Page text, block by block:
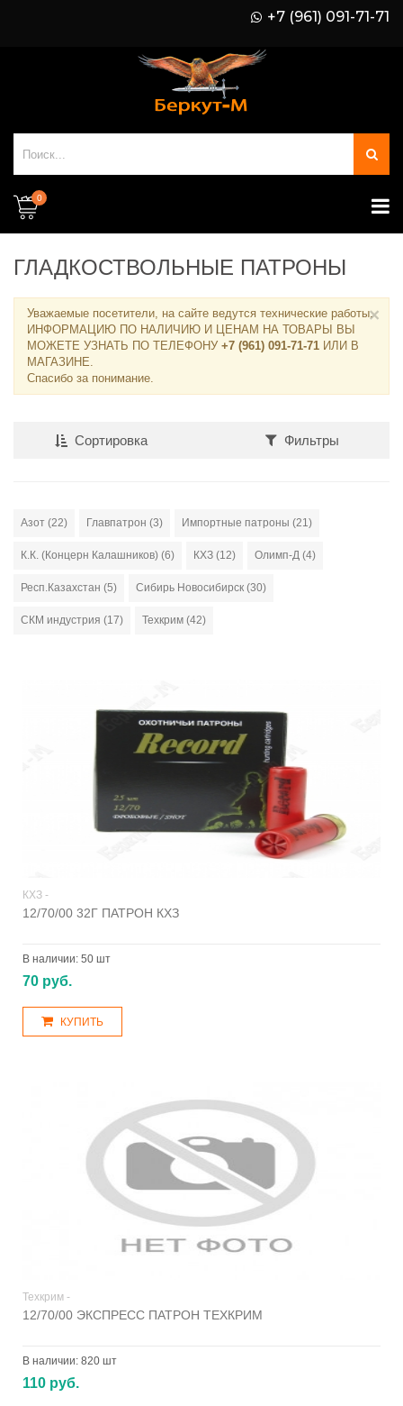
+7 (961) 091-71-71
0
ГЛАДКОСТВОЛЬНЫЕ ПАТРОНЫ
Уважаемые посетители, на сайте ведутся технические работы.
ИНФОРМАЦИЮ ПО НАЛИЧИЮ И ЦЕНАМ НА ТОВАРЫ ВЫ
МОЖЕТЕ УЗНАТЬ ПО ТЕЛЕФОНУ +7 (961) 091-71-71 ИЛИ В
МАГАЗИНЕ.
Спасибо за понимание.
×
Сортировка Фильтры
Азот (22) Главпатрон (3) Импортные патроны (21)
К.К. (Концерн Калашников) (6) КХЗ (12) Олимп-Д (4)
Респ.Казахстан (5) Сибирь Новосибирск (30)
СКМ индустрия (17) Техкрим (42)
КХЗ -
12/70/00 32Г ПАТРОН КХЗ
В наличии: 50 шт
70 руб.
КУПИТЬ
Техкрим -
12/70/00 ЭКСПРЕСС ПАТРОН ТЕХКРИМ
В наличии: 820 шт
110 руб.